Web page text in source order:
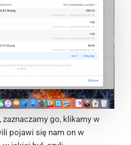
go, klikamy w
pojawi się nam on w